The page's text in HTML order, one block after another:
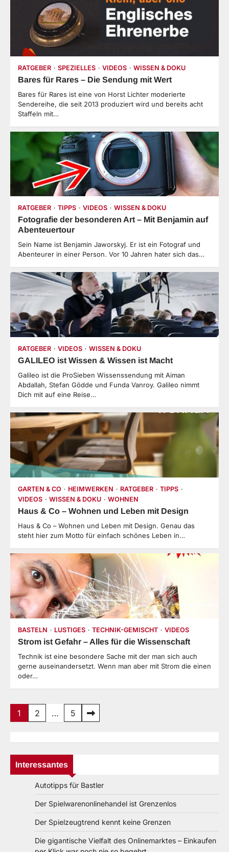
RATGEBER SPEZIELLES VIDEOS WISSEN & DOKU
Bares für Rares – Die Sendung mit Wert
Bares für Rares ist eine von Horst Lichter moderierte
Sendereihe, die seit 2013 produziert wird und bereits acht
Staffeln mit…
RATGEBER TIPPS VIDEOS WISSEN & DOKU
Fotografie der besonderen Art – Mit Benjamin auf
Abenteuertour
Sein Name ist Benjamin Jaworskyj. Er ist ein Fotograf und
Abenteurer in einer Person. Vor 10 Jahren hater sich das…
RATGEBER VIDEOS WISSEN & DOKU
GALILEO ist Wissen & Wissen ist Macht
Galileo ist die ProSieben Wissenssendung mit Aiman
Abdallah, Stefan Gödde und Funda Vanroy. Galileo nimmt
Dich mit auf eine Reise…
GARTEN & CO HEIMWERKEN RATGEBER
TIPPS
VIDEOS
WISSEN & DOKU WOHNEN
Haus & Co – Wohnen und Leben mit Design
Haus & Co – Wohnen und Leben mit Design. Genau das
steht hier zum Motto für einfach schönes Leben in…
BASTELN LUSTIGES TECHNIK-GEMISCHT VIDEOS
Strom ist Gefahr – Alles für die Wissenschaft
Technik ist eine besondere Sache mit der man sich auch
gerne auseinandersetzt. Wenn man aber mit Strom die einen
oder…
Seitennummerierung
Beiträge
1 2 … 5
Interessantes
Autotipps für Bastler
Der Spielwarenonlinehandel ist Grenzenlos
Der Spielzeugtrend kennt keine Grenzen
Die gigantische Vielfalt des Onlinemarktes – Einkaufen